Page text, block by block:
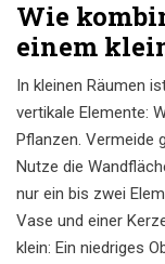
Wie
einem
In kleinen Räumen
vertikale Elemente:
Pflanzen. Vermeide
Nutze die
nur ein bis zwei
Vase und einer
klein: Ein niedriges